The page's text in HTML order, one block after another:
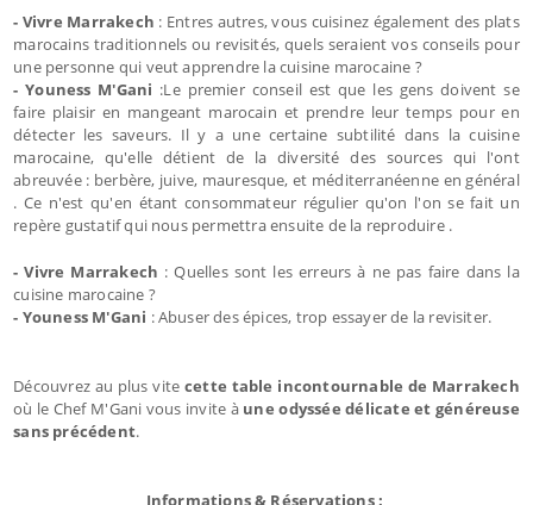
- Vivre Marrakech : Entres autres, vous cuisinez également des plats
marocains traditionnels ou revisités, quels seraient vos conseils pour
une personne qui veut apprendre la cuisine marocaine ?
- Youness M'Gani :Le premier conseil est que les gens doivent se
faire plaisir en mangeant marocain et prendre leur temps pour en
détecter les saveurs. Il y a une certaine subtilité dans la cuisine
marocaine, qu'elle détient de la diversité des sources qui l'ont
abreuvée : berbère, juive, mauresque, et méditerranéenne en général
. Ce n'est qu'en étant consommateur régulier qu'on l'on se fait un
repère gustatif qui nous permettra ensuite de la reproduire .
- Vivre Marrakech : Quelles sont les erreurs à ne pas faire dans la
cuisine marocaine ?
- Youness M'Gani : Abuser des épices, trop essayer de la revisiter.
Découvrez au plus vite cette table incontournable de Marrakech
où le Chef M'Gani vous invite à une odyssée délicate et généreuse
sans précédent.
Informations & Réservations :